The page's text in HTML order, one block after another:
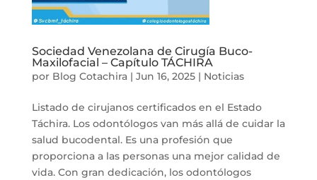
Sociedad Venezolana de Cirugía Buco-
Maxilofacial – Capítulo TÁCHIRA
por Blog Cotachira| Jun 16, 2025| Noticias
Listado de cirujanos certificados en el Estado
Táchira. Los odontólogos van más allá de cuidar la
salud bucodental. Es una profesión que
proporciona a las personas una mejor calidad de
vida. Con gran dedicación, los odontólogos